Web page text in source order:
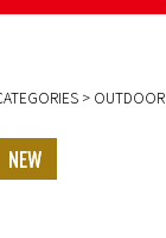
> OUTDOOR